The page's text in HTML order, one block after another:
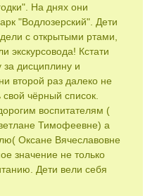
На днях они
"Водлозерский". Дети
с открытыми ртами,
экскурсовода! Кстати
дисциплину и
второй раз далеко не
чёрный список.
воспитателям (
Тимофеевне) а
Оксане Вячеславовне
значение не только
Дети вели себя